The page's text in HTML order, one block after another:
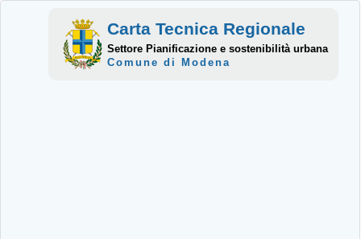
Carta Tecnica Regionale
Settore Pianificazione e sostenibilità urbana
Comune di Modena